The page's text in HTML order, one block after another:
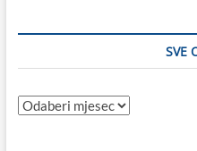
SVE
Sve